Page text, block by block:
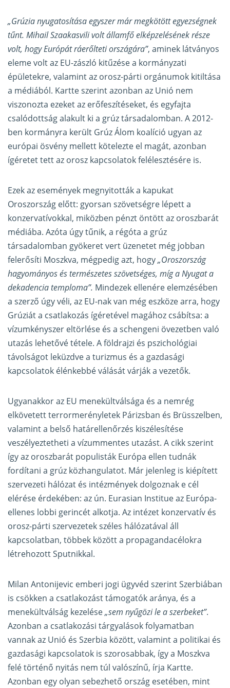
„Grúzia nyugatosítása egyszer már megkötött egyezségnek
tűnt. Mihail Szaakasvili volt államfő elképzelésének része
volt, hogy Európát ráerőlteti országára”, aminek látványos
eleme volt az EU-zászló kitűzése a kormányzati
épületekre, valamint az orosz-párti orgánumok kitiltása
a médiából. Kartte szerint azonban az Unió nem
viszonozta ezeket az erőfeszítéseket, és egyfajta
csalódottság alakult ki a grúz társadalomban. A 2012-
ben kormányra került Grúz Álom koalíció ugyan az
európai ösvény mellett kötelezte el magát, azonban
ígéretet tett az orosz kapcsolatok felélesztésére is.
Ezek az események megnyitották a kapukat
Oroszország előtt: gyorsan szövetségre lépett a
konzervatívokkal, miközben pénzt öntött az oroszbarát
médiába. Azóta úgy tűnik, a régóta a grúz
társadalomban gyökeret vert üzenetet még jobban
felerősíti Moszkva, mégpedig azt, hogy„Oroszország
hagyományos és természetes szövetséges, míg a Nyugat a
dekadencia temploma”. Mindezek ellenére elemzésében
a szerző úgy véli, az EU-nak van még eszköze arra, hogy
Grúziát a csatlakozás ígéretével magához csábítsa: a
vízumkényszer eltörlése és a schengeni övezetben való
utazás lehetővé tétele. A földrajzi és pszichológiai
távolságot leküzdve a turizmus és a gazdasági
kapcsolatok élénkebbé válását várják a vezetők.
Ugyanakkor az EU menekültválsága és a nemrég
elkövetett terrormerényletek Párizsban és Brüsszelben,
valamint a belső határellenőrzés kiszélesítése
veszélyeztetheti a vízummentes utazást. A cikk szerint
így az oroszbarát populisták Európa ellen tudnák
fordítani a grúz közhangulatot. Már jelenleg is kiépített
szervezeti hálózat és intézmények dolgoznak e cél
elérése érdekében: az ún. Eurasian Institue az Európa-
ellenes lobbi gerincét alkotja. Az intézet konzervatív és
orosz-párti szervezetek széles hálózatával áll
kapcsolatban, többek között a propagandacélokra
létrehozott Sputnikkal.
Milan Antonijevic emberi jogi ügyvéd szerint Szerbiában
is csökken a csatlakozást támogatók aránya, és a
menekültválság kezelése„sem nyűgözi le a szerbeket”.
Azonban a csatlakozási tárgyalások folyamatban
vannak az Unió és Szerbia között, valamint a politikai és
gazdasági kapcsolatok is szorosabbak, így a Moszkva
felé történő nyitás nem túl valószínű, írja Kartte.
Azonban egy olyan sebezhető ország esetében, mint